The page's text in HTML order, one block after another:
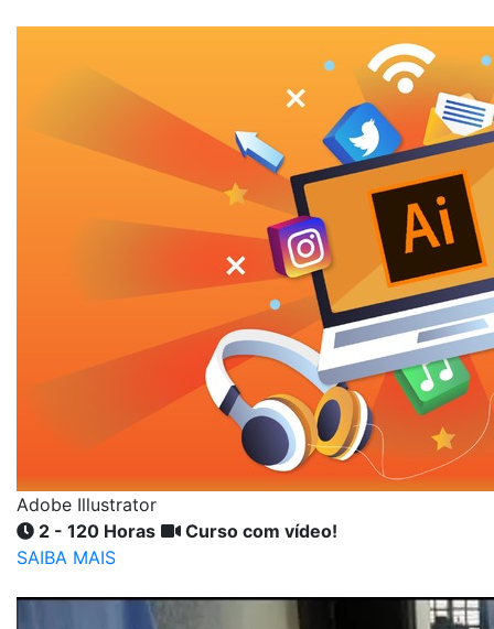
Adobe Illustrator
2 - 120 Horas
Curso com vídeo!
SAIBA MAIS